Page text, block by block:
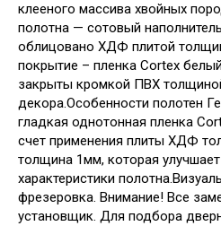
клееного массива хвойных
полотна — сотовый
облицовано ХДФ плитой
покрытие – пленка Cortex
закрыты кромкой ПВХ
декора.Особенности полотен
гладкая однотонная пленка
счет применения плиты ХДФ
толщина 1мм, которая
характеристики
фрезеровка. Внимание! Все
установщик. Для подбора